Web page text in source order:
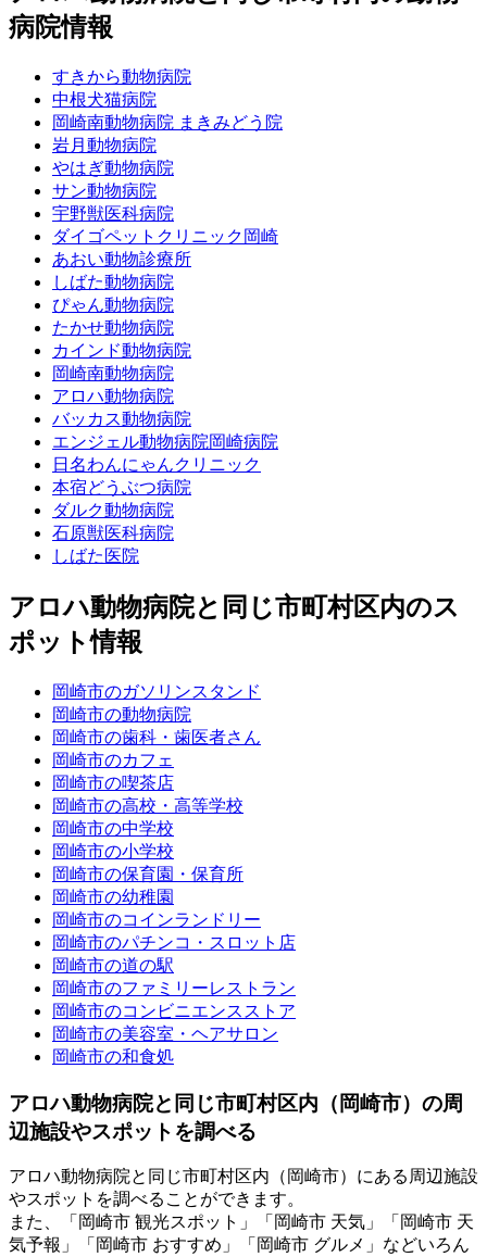
病院情報
すきから動物病院
中根犬猫病院
岡崎南動物病院 まきみどう院
岩月動物病院
やはぎ動物病院
サン動物病院
宇野獣医科病院
ダイゴペットクリニック岡崎
あおい動物診療所
しばた動物病院
ぴゃん動物病院
たかせ動物病院
カインド動物病院
岡崎南動物病院
アロハ動物病院
バッカス動物病院
エンジェル動物病院岡崎病院
日名わんにゃんクリニック
本宿どうぶつ病院
ダルク動物病院
石原獣医科病院
しばた医院
アロハ動物病院と同じ市町村区内のス
ポット情報
岡崎市のガソリンスタンド
岡崎市の動物病院
岡崎市の歯科・歯医者さん
岡崎市のカフェ
岡崎市の喫茶店
岡崎市の高校・高等学校
岡崎市の中学校
岡崎市の小学校
岡崎市の保育園・保育所
岡崎市の幼稚園
岡崎市のコインランドリー
岡崎市のパチンコ・スロット店
岡崎市の道の駅
岡崎市のファミリーレストラン
岡崎市のコンビニエンスストア
岡崎市の美容室・ヘアサロン
岡崎市の和食処
アロハ動物病院と同じ市町村区内（岡崎市）の周
辺施設やスポットを調べる
アロハ動物病院と同じ市町村区内（岡崎市）にある周辺施設
やスポットを調べることができます。
また、「岡崎市 観光スポット」「岡崎市 天気」「岡崎市 天
気予報」「岡崎市 おすすめ」「岡崎市 グルメ」などいろん